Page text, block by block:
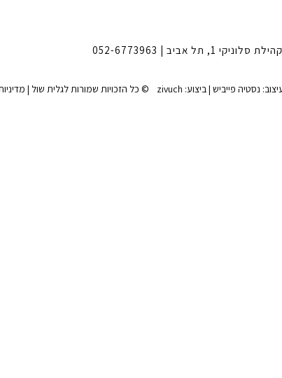
קהילת סלוניקי 1, תל אביב | 052-6773963
© כל הזכויות שמורות לגלית שול | נסטיה פייביש | ביצוע: zivuch